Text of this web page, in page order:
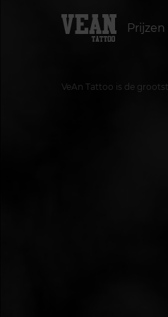
Prijzen
VeAn Tattoo is de